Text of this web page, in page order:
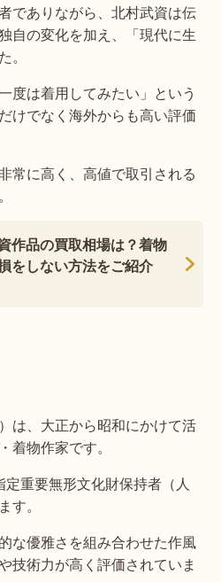
でありながら、北村武資は伝
自の変化を加え、「現代に生
。
度は着用してみたい」という
けでなく海外からも高い評価
常に高く、高値で取引される
作品の買取相場は？着物
をしない方法をご紹介
は、大正から昭和にかけて活
着物作家です。
重要無形文化財保持者（人
す。
な優雅さを組み合わせた作風
技術力が高く評価されていま